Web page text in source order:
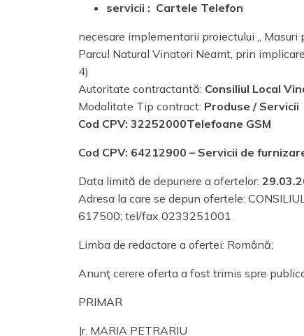
servicii : Cartele Telefon
necesare implementarii proiectului „
Parcul Natural Vinatori Neamt, prin
4)
Autoritate contractantă: Consiliul Local
Modalitate Tip contract: Produse / Servicii
Cod CPV: 32252000Telefoane GSM
Cod CPV: 64212900 – Servicii de
Data limită de depunere a ofertelor:
Adresa la care se depun ofertele:
617500; tel/fax 0233251001
Limba de redactare a ofertei: Română;
Anunţ cerere oferta a fost trimis spre
PRIMAR
Jr. MARIA PETRARIU